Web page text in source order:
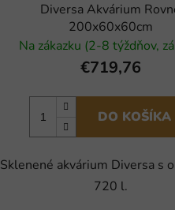
Diversa Akvárium
200x60x60cm
Na zákazku (2-8 týždňov,
€719,76
DO KOŠÍKA
Sklenené akvárium Diversa s
720 l.